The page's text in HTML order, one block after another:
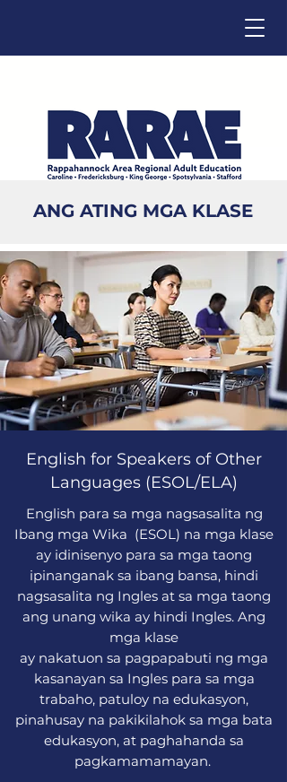
Click below to change language.
ANG ATING MGA KLASE
English for Speakers of Other
Languages (ESOL/ELA)
English para sa mga nagsasalita ng
Ibang mga Wika (ESOL) na mga klase
ay idinisenyo para sa mga taong
ipinanganak sa ibang bansa, hindi
nagsasalita ng Ingles at sa mga taong
ang unang wika ay hindi Ingles. Ang
mga klase
ay nakatuon sa pagpapabuti ng mga
kasanayan sa Ingles para sa mga
trabaho, patuloy na edukasyon,
pinahusay na pakikilahok sa mga bata
edukasyon, at paghahanda sa
pagkamamamayan.